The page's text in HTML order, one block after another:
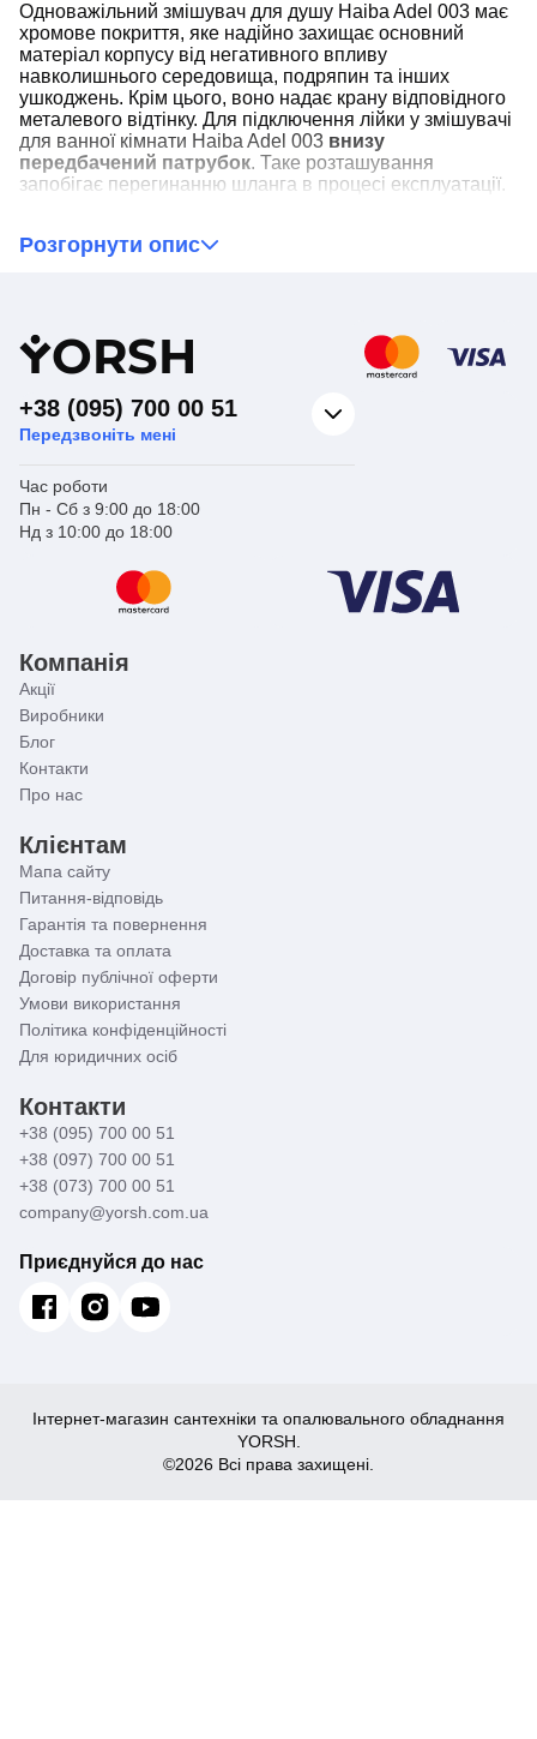
Одноважільний змішувач для душу Haiba Adel 003 має
хромове покриття, яке надійно захищає основний
матеріал корпусу від негативного впливу
навколишнього середовища, подряпин та інших
ушкоджень. Крім цього, воно надає крану відповідного
металевого відтінку. Для підключення лійки у змішувачі
для ванної кімнати Haiba Adel 003 внизу
передбачений патрубок. Таке розташування
запобігає перегинанню шланга в процесі експлуатації.
Варто відзначити!У пристрої передбачений тільки
раніше користувалися лише двовентильною
моделями.
Розгорнути опис
YORSH
+38 (095) 700 00 51
Передзвоніть мені
Час роботи
Пн - Сб з 9:00 до 18:00
Нд з 10:00 до 18:00
Компанія
Акції
Виробники
Блог
Контакти
Про нас
Клієнтам
Мапа сайту
Питання-відповідь
Гарантія та повернення
Доставка та оплата
Договір публічної оферти
Умови використання
Політика конфіденційності
Для юридичних осіб
Контакти
+38 (095) 700 00 51
+38 (097) 700 00 51
+38 (073) 700 00 51
company@yorsh.com.ua
Приєднуйся до нас
Інтернет-магазин сантехніки та опалювального обладнання
YORSH.
©2026 Всі права захищені.